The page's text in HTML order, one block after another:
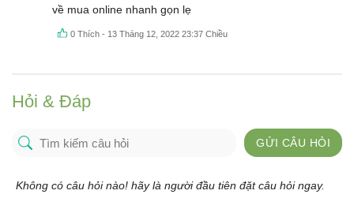
về mua online nhanh gọn lẹ
0 Thích - 13 Tháng 12, 2022 23:37 Chiều
Hỏi & Đáp
GỬI CÂU HỎI
Không có câu hỏi nào! hãy là người đầu tiên đặt câu hỏi ngay.